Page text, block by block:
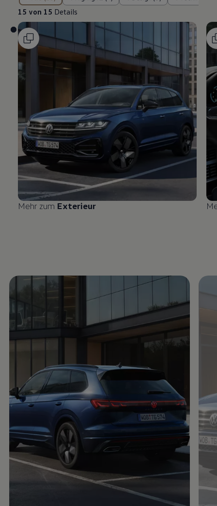
15 von 15 Details
Mehr zum Exterieur
Enable fullscreen mode